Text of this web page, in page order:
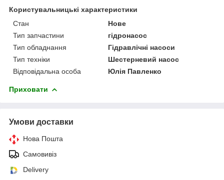
Користувальницькі характеристики
Стан
Нове
Тип запчастини
гідронасос
Тип обладнання
Гідравлічні насоси
Тип техніки
Шестерневий насос
Відповідальна особа
Юлія Павленко
Приховати
Умови доставки
Нова Пошта
Самовивіз
Delivery